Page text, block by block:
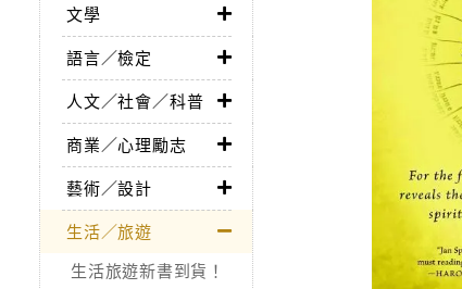
文學
語言／檢定
人文／社會／科普
商業／心理勵志
藝術／設計
生活／旅遊
生活旅遊新書到貨！